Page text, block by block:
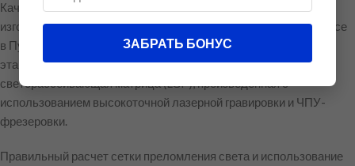
Качество свечения лайтбокса напрямую зависит от точности
изготовления матрицы. На нашем производственном комплексе
в Пушкино мы реализуем строгий инженерный подход на всех
этапах сборки. В основе каждой панели лежит
светорассеивающая матрица (LGP), произведенная с
использованием высокоточной лазерной гравировки и ЧПУ-
фрезеровки.
Правильный расчет сетки преломления света и использование
ЗАБРАТЬ БОНУС